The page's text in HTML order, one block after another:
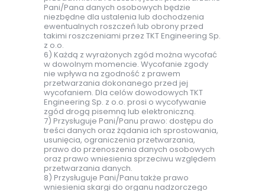
Pani/Pana danych osobowych będzie
niezbędne dla ustalenia lub dochodzenia
ewentualnych roszczeń lub obrony przed
takimi roszczeniami przez TKT Engineering Sp.
z o.o.
6) Każdą z wyrażonych zgód można wycofać
w dowolnym momencie. Wycofanie zgody
nie wpływa na zgodność z prawem
przetwarzania dokonanego przed jej
wycofaniem. Dla celów dowodowych TKT
Engineering Sp. z o.o. prosi o wycofywanie
zgód drogą pisemną lub elektroniczną.
7) Przysługuje Pani/Panu prawo: dostępu do
treści danych oraz żądania ich sprostowania,
usunięcia, ograniczenia przetwarzania,
prawo do przenoszenia danych osobowych
oraz prawo wniesienia sprzeciwu względem
przetwarzania danych.
8) Przysługuje Pani/Panu także prawo
wniesienia skargi do organu nadzorczego